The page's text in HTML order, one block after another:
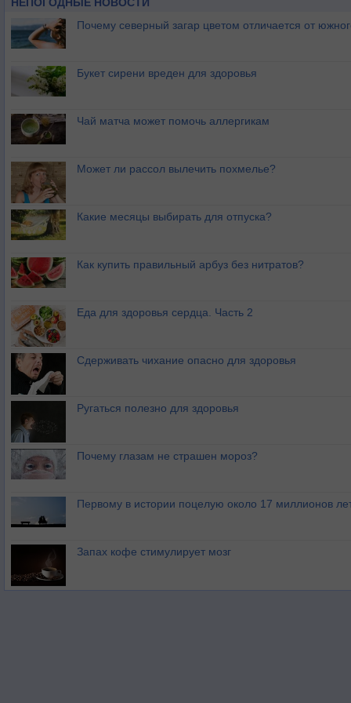
НЕПОГОДНЫЕ НОВОСТИ
Почему северный загар цветом отличается от
Букет сирени вреден для здоровья
Чай матча может помочь аллергикам
Может ли рассол вылечить похмелье?
Какие месяцы выбирать для отпуска?
Как купить правильный арбуз без нитратов?
Еда для здоровья сердца. Часть 2
Сдерживать чихание опасно для здоровья
Ругаться полезно для здоровья
Почему глазам не страшен мороз?
Первому в истории поцелую около 17 миллионов
Запах кофе стимулирует мозг